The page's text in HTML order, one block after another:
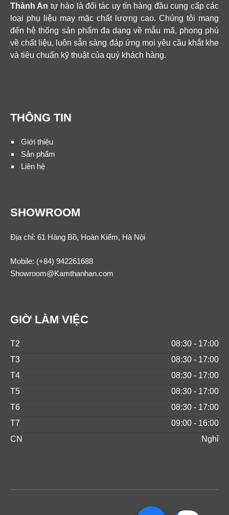
Thành An tự hào là đối tác uy tín hàng đầu cung cấp các
loại phụ liệu may mặc chất lượng cao. Chúng tôi mang
đến hệ thống sản phẩm đa dạng về mẫu mã, phong phú
về chất liệu, luôn sẵn sàng đáp ứng mọi yêu cầu khắt khe
và tiêu chuẩn kỹ thuật của quý khách hàng.
THÔNG TIN
Giới thiệu
Sản phẩm
Liên hệ
SHOWROOM
Địa chỉ: 61 Hàng Bồ, Hoàn Kiếm, Hà Nội
Mobile: (+84) 942261688
Showroom@Kamthanhan.com
GIỜ LÀM VIỆC
T2
08:30 - 17:00
T3
08:30 - 17:00
T4
08:30 - 17:00
T5
08:30 - 17:00
T6
08:30 - 17:00
T7
09:00 - 16:00
CN
Nghỉ